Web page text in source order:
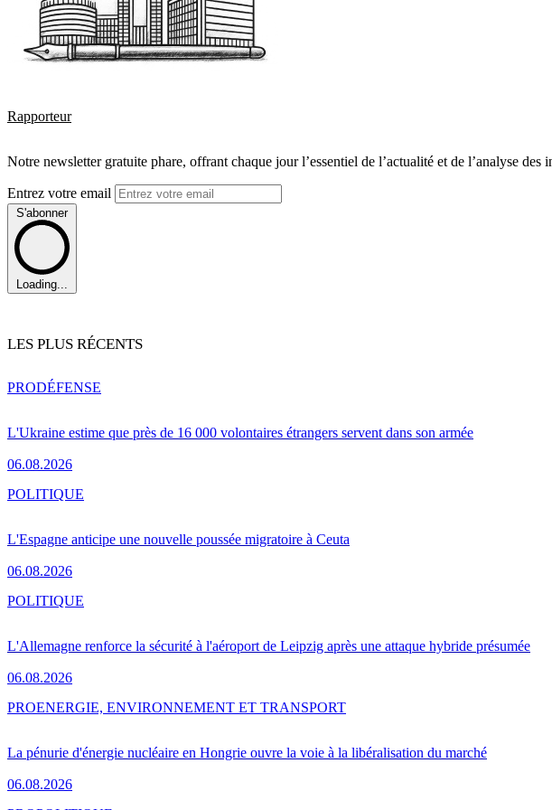
Rapporteur
Notre newsletter gratuite phare, offrant chaque jour l’essentiel de l’actualité et de l’analyse
Entrez votre email
S'abonner
Loading...
LES PLUS RÉCENTS
L'Ukraine estime que près de 16 000 volontaires étrangers servent dans son armée
06.08.2026
PRODÉFENSE
L'Espagne anticipe une nouvelle poussée migratoire à Ceuta
06.08.2026
POLITIQUE
L'Allemagne renforce la sécurité à l'aéroport de Leipzig après une attaque hybride présumée
06.08.2026
POLITIQUE
La pénurie d'énergie nucléaire en Hongrie ouvre la voie à la libéralisation du marché
06.08.2026
PROENERGIE, ENVIRONNEMENT ET TRANSPORT